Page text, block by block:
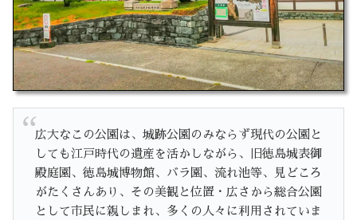
広大なこの公園は、城跡公園のみならず現代の公園と
しても江戸時代の遺産を活かしながら、旧徳島城表御
殿庭園、徳島城博物館、バラ園、流れ池等、見どころ
がたくさんあり、その美観と位置・広さから総合公園
として市民に親しまれ、多くの人々に利用されていま